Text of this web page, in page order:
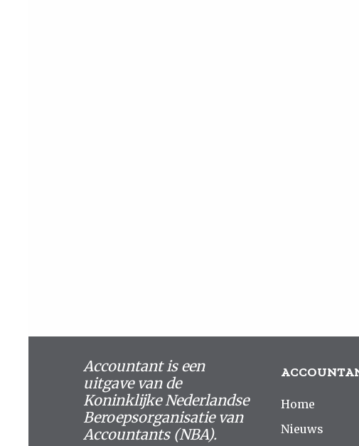
Accountant is een
uitgave van de
Koninklijke Nederlandse
Beroepsorganisatie van
Accountants (NBA).
Home
Nieuws